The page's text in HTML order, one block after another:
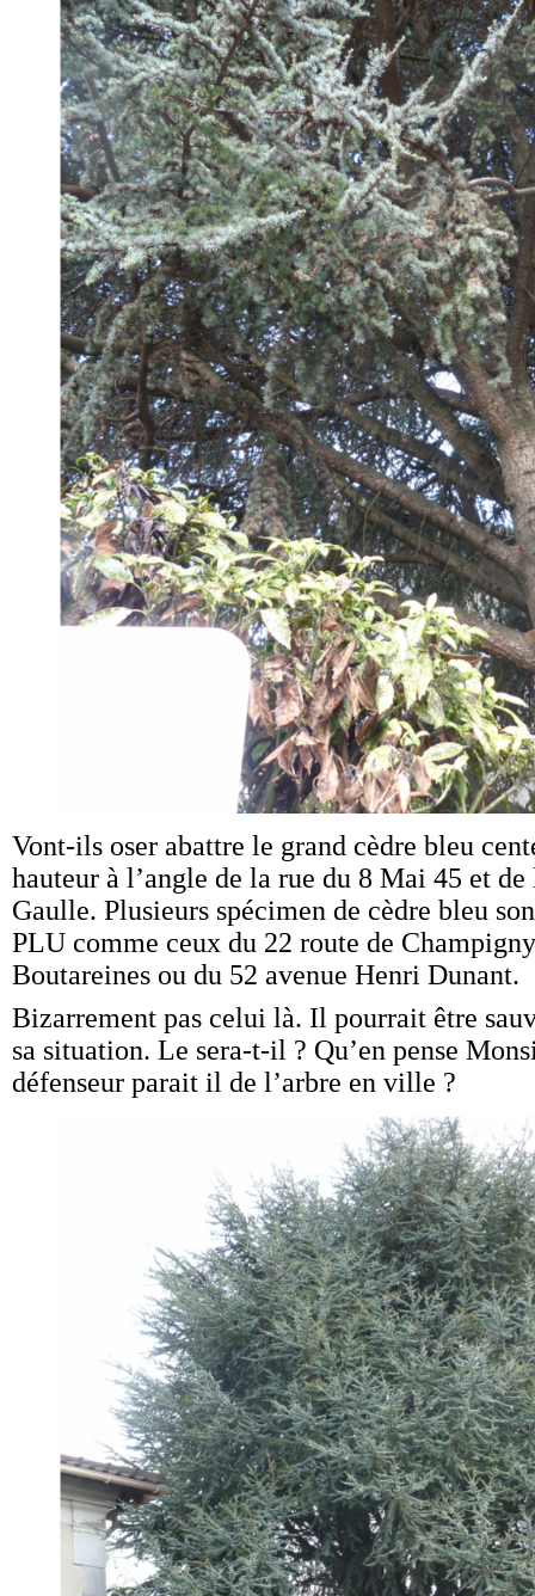
Vont-ils oser abattre le grand cèdre bleu
hauteur à l’angle de la rue du 8 Mai 45 et
Gaulle. Plusieurs spécimen de cèdre bleu
PLU comme ceux du 22 route de
Boutareines ou du 52 avenue Henri Dunant.
Bizarrement pas celui là. Il pourrait être
sa situation. Le sera-t-il ? Qu’en pense
défenseur parait il de l’arbre en ville ?